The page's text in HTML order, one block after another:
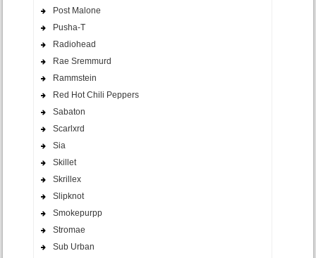
Post Malone
Pusha-T
Radiohead
Rae Sremmurd
Rammstein
Red Hot Chili Peppers
Sabaton
Scarlxrd
Sia
Skillet
Skrillex
Slipknot
Smokepurpp
Stromae
Sub Urban